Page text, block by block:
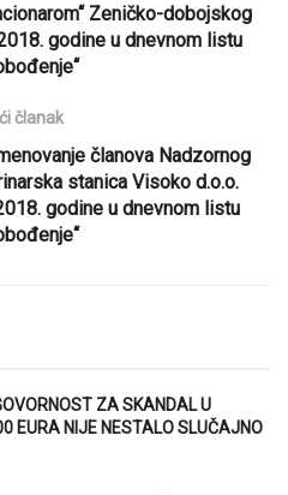
Zeničko-dobojskog
godine u dnevnom listu
članak
članova Nadzornog
stanica Visoko d.o.o.
godine u dnevnom listu
ZA SKANDAL U
EURA NIJE NESTALO SLUČAJNO